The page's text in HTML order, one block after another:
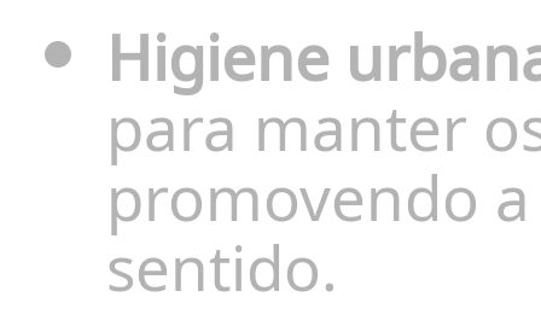
Higiene
para manter
promovendo
sentido.